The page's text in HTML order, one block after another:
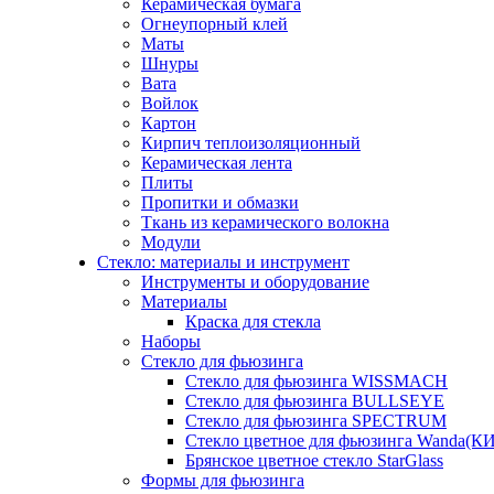
Керамическая бумага
Огнеупорный клей
Маты
Шнуры
Вата
Войлок
Картон
Кирпич теплоизоляционный
Керамическая лента
Плиты
Пропитки и обмазки
Ткань из керамического волокна
Модули
Стекло: материалы и инструмент
Инструменты и оборудование
Материалы
Краска для стекла
Наборы
Стекло для фьюзинга
Стекло для фьюзинга WISSMACH
Стекло для фьюзинга BULLSEYE
Стекло для фьюзинга SPECTRUM
Стекло цветное для фьюзинга
Брянское цветное стекло StarGlass
Формы для фьюзинга